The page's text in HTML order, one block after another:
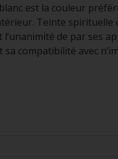
est la couleur
Teinte spirituelle
de par ses
compatibilité avec